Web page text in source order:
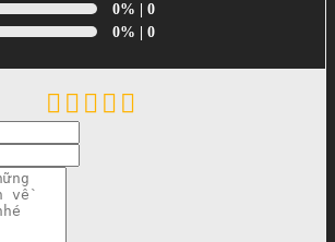
0% | 0
0% | 0